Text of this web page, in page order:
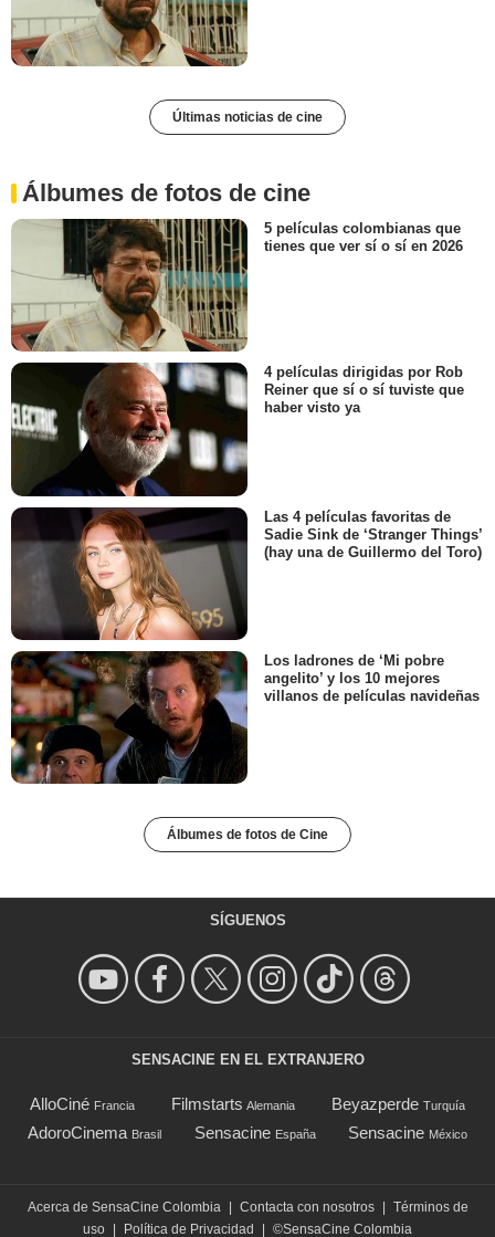
Últimas noticias de cine
Álbumes de fotos de cine
5 películas colombianas que
tienes que ver sí o sí en 2026
4 películas dirigidas por Rob
Reiner que sí o sí tuviste que
haber visto ya
Las 4 películas favoritas de
Sadie Sink de ‘Stranger Things’
(hay una de Guillermo del Toro)
Los ladrones de ‘Mi pobre
angelito’ y los 10 mejores
villanos de películas navideñas
Álbumes de fotos de Cine
SÍGUENOS
SENSACINE EN EL EXTRANJERO
AlloCiné Francia Filmstarts Alemania Beyazperde Turquía
AdoroCinema Brasil Sensacine España Sensacine México
Acerca de SensaCine Colombia Contacta con nosotros
Términos de
uso
Política de Privacidad ©SensaCine Colombia